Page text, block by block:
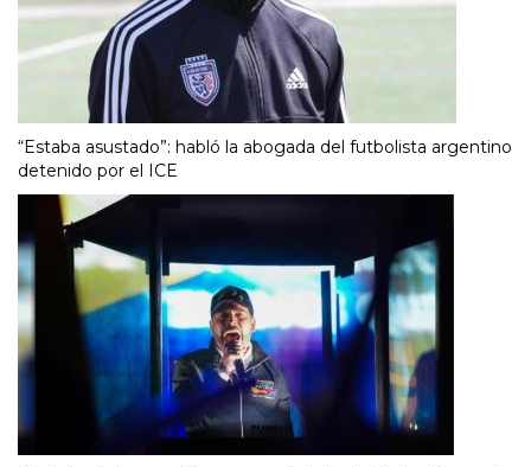
“Estaba asustado”: habló la abogada del futbolista argentino
detenido por el ICE